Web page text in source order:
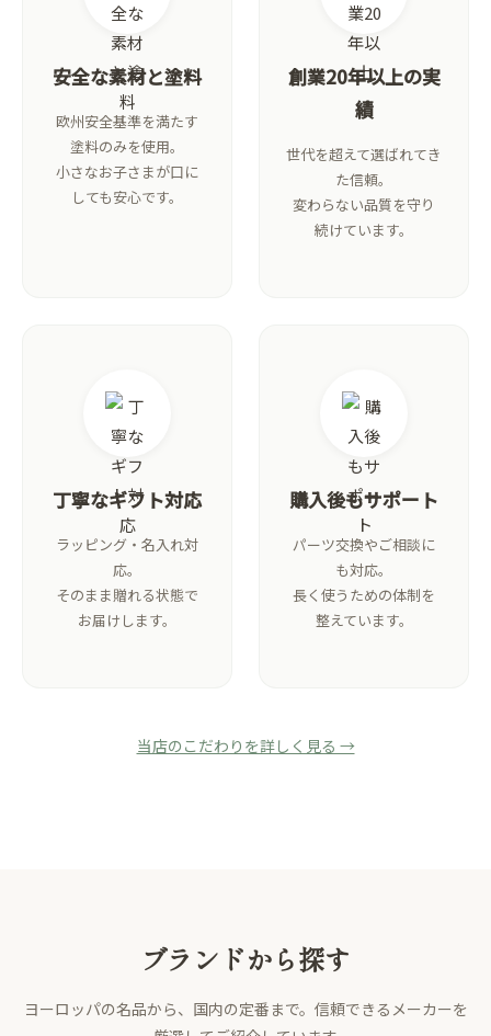
安全な素材と塗料
欧州安全基準を満たす
塗料のみを使用。
小さなお子さまが口に
しても安心です。
創業20年以上の実
績
世代を超えて選ばれてき
た信頼。
変わらない品質を守り
続けています。
丁寧なギフト対応
ラッピング・名入れ対
応。
そのまま贈れる状態で
お届けします。
購入後もサポート
パーツ交換やご相談に
も対応。
長く使うための体制を
整えています。
当店のこだわりを詳しく見る →
ブランドから探す
ヨーロッパの名品から、国内の定番まで。信頼できるメーカーを